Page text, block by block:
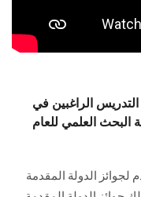
الراغبين في
البحث ‏العلمي للعام
لجوائز الدولة المقدمة